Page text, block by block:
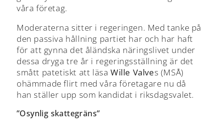
våra företag.
Moderaterna sitter i regeringen. Med tanke på
den passiva hållning partiet har och har haft
för att gynna det åländska näringslivet under
dessa dryga tre år i regeringsställning är det
smått patetiskt att läsaWille Valves (MSÅ)
ohämmade flirt med våra företagare nu då
han ställer upp som kandidat i riksdagsvalet.
”Osynlig skattegräns”